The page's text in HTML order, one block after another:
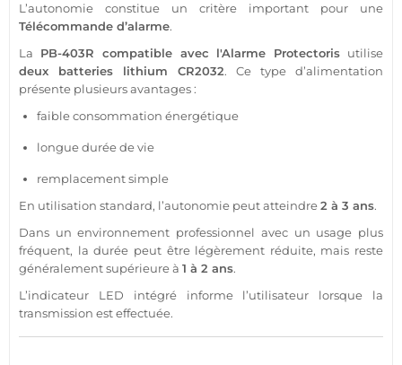
L’autonomie constitue un critère important pour une
Télécommande d’alarme.
La PB-403R compatibleavec l'Alarme Protectoris utilise
deux batteries lithium CR2032. Ce type d’alimentation
présente plusieurs avantages :
faible consommation énergétique
longue durée de vie
remplacement simple
En utilisation standard, l’autonomie peut atteindre2 à 3 ans.
Dans un environnement professionnel avec un usage plus
fréquent, la durée peut être légèrement réduite, mais reste
généralement supérieure à 1 à 2 ans.
L’indicateur LED intégré informe l’utilisateur lorsque la
transmission est effectuée.